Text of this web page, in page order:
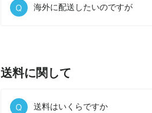
海外に配送したいのですが
送料に関して
送料はいくらですか